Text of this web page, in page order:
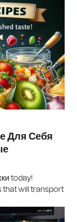
Для Себя
today!
that will transport